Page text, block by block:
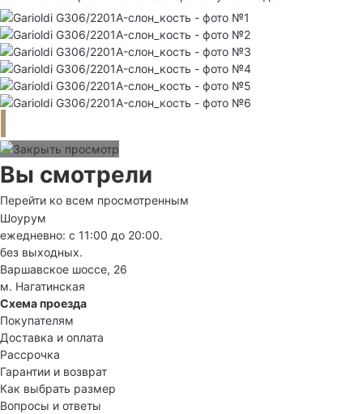
Вы смотрели
Перейти ко всем просмотренным
Шоурум
ежедневно: с 11:00 до 20:00.
без выходных.
Варшавское шоссе, 26
м. Нагатинская
Схема проезда
Покупателям
Доставка и оплата
Рассрочка
Гарантии и возврат
Как выбрать размер
Вопросы и ответы